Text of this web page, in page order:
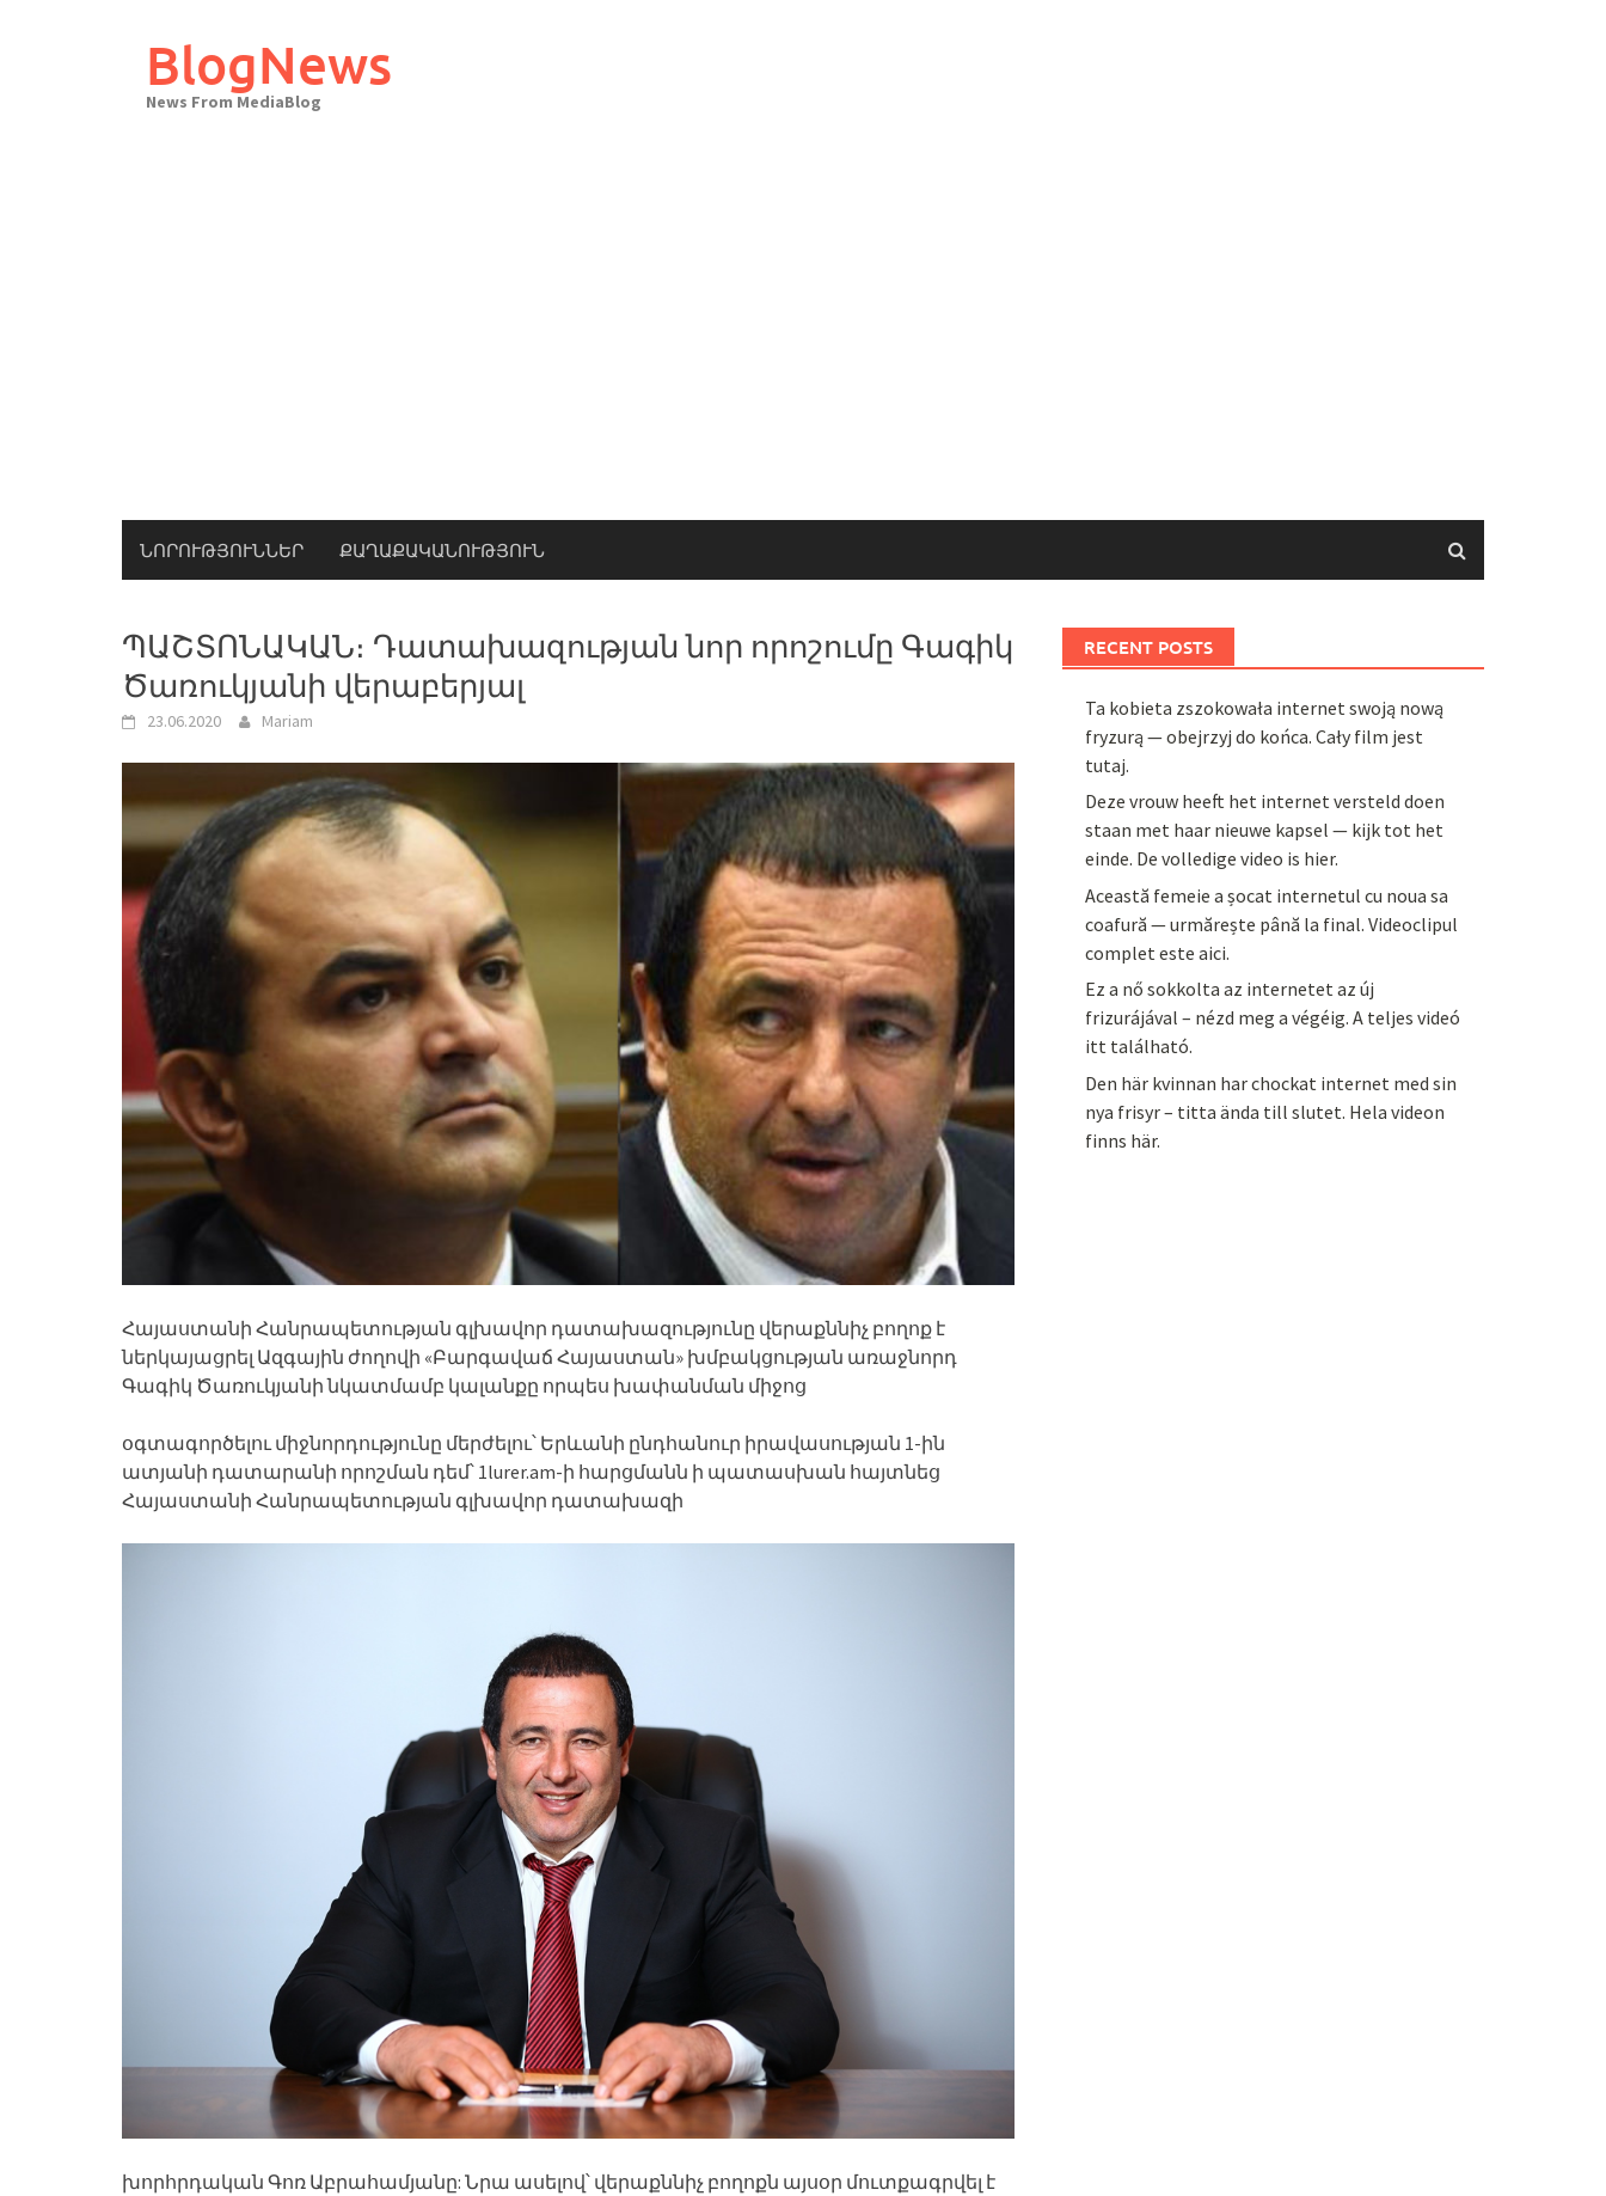
BlogNews
News From MediaBlog
ՆՈՐՈՒԹՅՈՒՆՆԵՐ ՔԱՂԱՔԱԿԱՆՈՒԹՅՈՒՆ
ՊԱՇՏՈՆԱԿԱՆ։ Դատախազության նոր որոշումը Գագիկ
Ծառուկյանի վերաբերյալ
23.06.2020 Mariam
Հայաստանի Հանրապետության գլխավոր դատախազությունը վերաքննիչ բողոք է
ներկայացրել Ազգային ժողովի «Բարգավաճ Հայաստան» խմբակցության առաջնորդ
Գագիկ Ծառուկյանի նկատմամբ կալանքը որպես խափանման միջոց
օգտագործելու միջնորդությունը մերժելու՝ Երևանի ընդհանուր իրավասության 1-ին
ատյանի դատարանի որոշման դեմ՝ 1lurer.am-ի հարցմանն ի պատասխան հայտնեց
Հայաստանի Հանրապետության գլխավոր դատախազի
խորհրդական Գոռ Աբրահամյանը: Նրա ասելով՝ վերաքննիչ բողոքն այսօր մուտքագրվել է
RECENT POSTS
Ta kobieta zszokowała internet swoją nową
fryzurą — obejrzyj do końca. Cały film jest
tutaj.
Deze vrouw heeft het internet versteld doen
staan met haar nieuwe kapsel — kijk tot het
einde. De volledige video is hier.
Această femeie a șocat internetul cu noua sa
coafură — urmărește până la final. Videoclipul
complet este aici.
Ez a nő sokkolta az internetet az új
frizurájával – nézd meg a végéig. A teljes videó
itt található.
Den här kvinnan har chockat internet med sin
nya frisyr – titta ända till slutet. Hela videon
finns här.